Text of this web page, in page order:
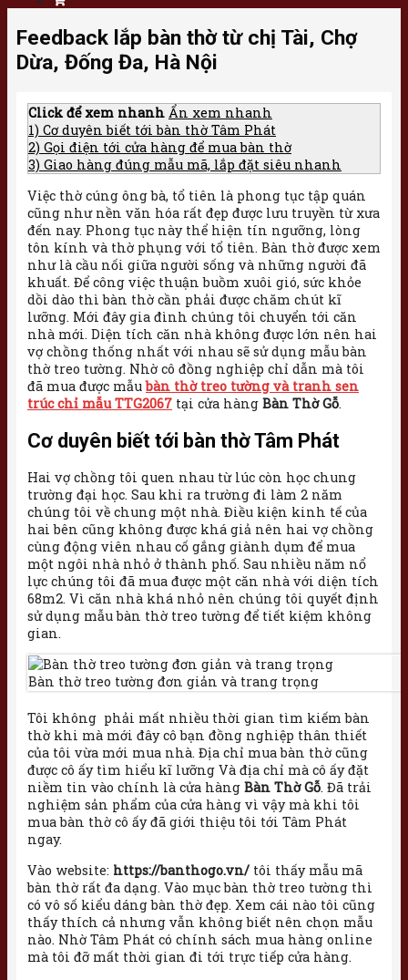
Feedback lắp bàn thờ từ chị Tài, Chợ
Dừa, Đống Đa, Hà Nội
Click để xem nhanh Ẩn xem nhanh
1) Cơ duyên biết tới bàn thờ Tâm Phát
2) Gọi điện tới cửa hàng để mua bàn thờ
3) Giao hàng đúng mẫu mã, lắp đặt siêu nhanh
Việc thờ cúng ông bà, tổ tiên là phong tục tập quán
cũng như nền văn hóa rất đẹp được lưu truyền từ xưa
đến nay. Phong tục này thể hiện tín ngưỡng, lòng
tôn kính và thờ phụng với tổ tiên. Bàn thờ được xem
như là cầu nối giữa người sống và những người đã
khuất. Để công việc thuận buồm xuôi gió, sức khỏe
dồi dào thì bàn thờ cần phải được chăm chút kĩ
lưỡng. Mới đây gia đình chúng tôi chuyển tới căn
nhà mới. Diện tích căn nhà không được lớn nên hai
vợ chồng thống nhất với nhau sẽ sử dụng mẫu bàn
thờ treo tường. Nhờ cô đồng nghiệp chỉ dẫn mà tôi
đã mua được mẫubàn thờ treo tường và tranh sen
trúc chỉ mẫu TTG2067 tại cửa hàng Bàn Thờ Gỗ.
Cơ duyên biết tới bàn thờ Tâm Phát
Hai vợ chồng tôi quen nhau từ lúc còn học chung
trường đại học. Sau khi ra trường đi làm 2 năm
chúng tôi về chung một nhà. Điều kiện kinh tế của
hai bên cũng không được khá giả nên hai vợ chồng
cùng động viên nhau cố gắng giành dụm để mua
một ngôi nhà nhỏ ở thành phố. Sau nhiều năm nổ
lực chúng tôi đã mua được một căn nhà với diện tích
68m2. Vì căn nhà khá nhỏ nên chúng tôi quyết định
sử dụng mẫu bàn thờ treo tường để tiết kiệm không
gian.
Bàn thờ treo tường đơn giản và trang trọng
Tôi không phải mất nhiều thời gian tìm kiếm bàn
thờ khi mà mới đây cô bạn đồng nghiệp thân thiết
của tôi vừa mới mua nhà. Địa chỉ mua bàn thờ cũng
được cô ấy tìm hiểu kĩ lưỡng Và địa chỉ mà cô ấy đặt
niềm tin vào chính là cửa hàng Bàn Thờ Gỗ. Đã trải
nghiệm sản phẩm của cửa hàng vì vậy mà khi tôi
mua bàn thờ cô ấy đã giới thiệu tôi tới Tâm Phát
ngay.
Vào website: https://banthogo.vn/ tôi thấy mẫu mã
bàn thờ rất đa dạng. Vào mục bàn thờ treo tường thì
có vô số kiểu dáng bàn thờ đẹp. Xem cái nào tôi cũng
thấy thích cả nhưng vẫn không biết nên chọn mẫu
nào. Nhờ Tâm Phát có chính sách mua hàng online
mà tôi đỡ mất thời gian đi tới trực tiếp cửa hàng.